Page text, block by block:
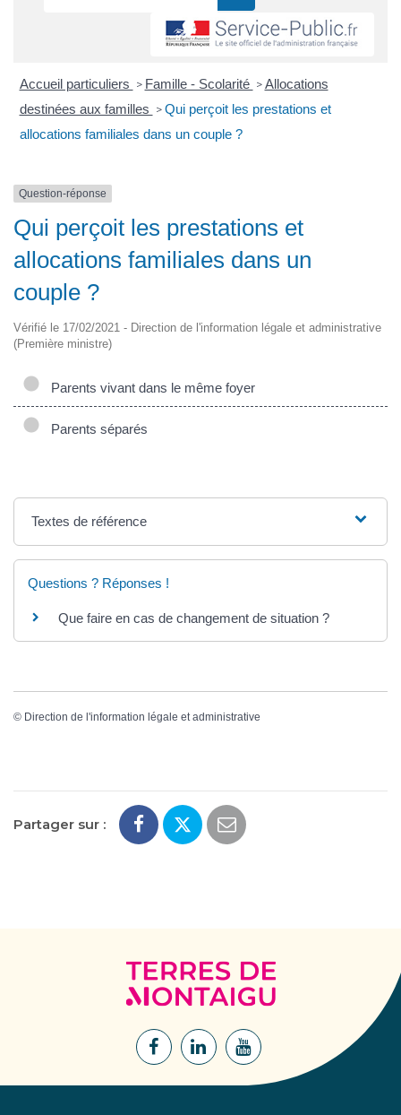
Accueil particuliers > Famille - Scolarité > Allocations
destinées aux familles > Qui perçoit les prestations et
allocations familiales dans un couple ?
Question-réponse
Qui perçoit les prestations et
allocations familiales dans un
couple ?
Vérifié le 17/02/2021 - Direction de l'information légale et administrative
(Première ministre)
Parents vivant dans le même foyer
Parents séparés
Textes de référence
Questions ? Réponses !
Que faire en cas de changement de situation ?
© Direction de l'information légale et administrative
Partager sur :
Terres
de
Montaigu
Lien
Lien
Lien